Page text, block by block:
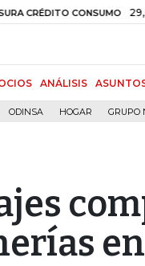
CONSUMO 29,66%
ANÁLISIS
ODINSA HOGAR GRUPO